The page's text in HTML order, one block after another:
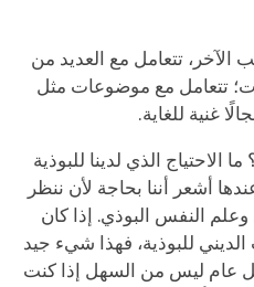
الآخر، تتعامل مع العديد من
تتعامل مع موضوعات مثل
غنية للغاية.
الاحتياج الذي لدينا للبوذية
أشعر أننا بحاجة لأن ننظر
النفس البوذي. إذا كان
للبوذية، فهذا شيء جيد
عام ليس من السهل إذا كنت